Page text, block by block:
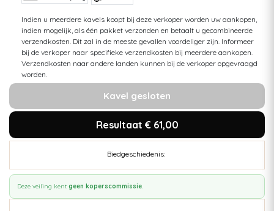
Indien u meerdere kavels koopt bij deze verkoper worden uw aankopen,
indien mogelijk, als één pakket verzonden en betaalt u gecombineerde
verzendkosten. Dit zal in de meeste gevallen voordeliger zijn. Informeer
bij de verkoper naar specifieke verzendkosten bij meerdere aankopen.
Verzendkosten naar andere landen kunnen bij de verkoper opgevraagd
worden.
Kavel gesloten
Resultaat € 61,00
Biedgeschiedenis:
Deze veiling kent geen koperscommissie.